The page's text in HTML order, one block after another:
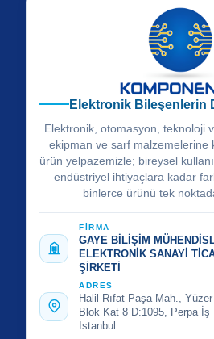
Elektronik Bileşenlerin
Elektronik, otomasyon, teknoloji
ekipman ve sarf malzemelerine
ürün yelpazemizle; bireysel
endüstriyel ihtiyaçlara kadar
binlerce ürünü tek
FİRMA
GAYE BİLİŞİM
ELEKTRONİK SANAYİ
ŞİRKETİ
ADRES
Halil Rıfat Paşa Mah.,
Blok Kat 8 D:1095, Perpa
İstanbul